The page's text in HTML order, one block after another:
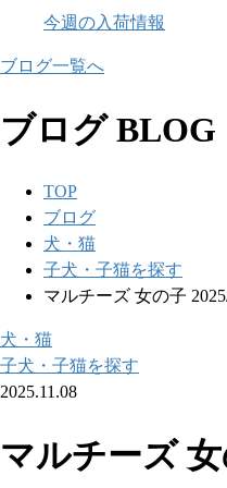
今週の入荷情報
ブログ一覧へ
ブログ BLOG
TOP
ブログ
犬・猫
子犬・子猫を探す
マルチーズ 女の子
犬・猫
子犬・子猫を探す
2025.11.08
マルチーズ